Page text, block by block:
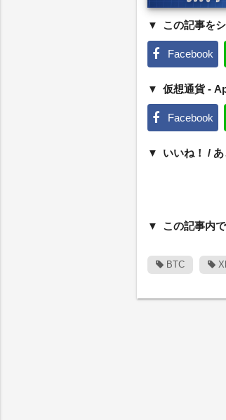
この記事を
Facebook
仮想通貨 -
Facebook
いいね！ /
この記事内
BTC